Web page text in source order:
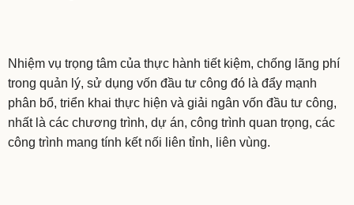
Nhiệm vụ trọng tâm của thực hành tiết kiệm, chống lãng phí
trong quản lý, sử dụng vốn đầu tư công đó là đẩy mạnh
phân bổ, triển khai thực hiện và giải ngân vốn đầu tư công,
nhất là các chương trình, dự án, công trình quan trọng, các
công trình mang tính kết nối liên tỉnh, liên vùng.